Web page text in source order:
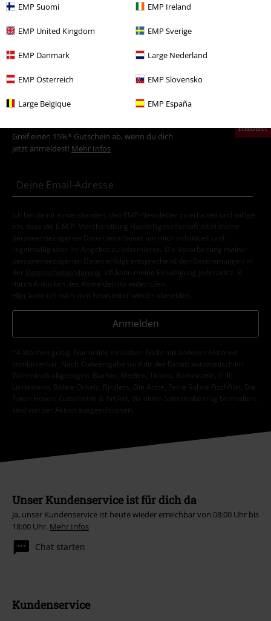
EMP Suomi EMP Ireland
EMP United Kingdom EMP Sverige
EMP Danmark Large Nederland
EMP Österreich EMP Slovensko
Large Belgique EMP España
Männer Bekleidung T-Shirts & Tops T-Shirts
Band Merch Genre
Band Merch Bekleidung
Rabatt
Greif einen 15%* Gutschein ab, wenn du dich
jetzt anmeldest! Mehr Infos
Ich bin damit einverstanden, den EMP-Newsletter zu erhalten und willige
ein, dass die E.M.P. Merchandising Handelsgesellschaft mbH meine
personenbezogenen Daten verarbeitet um mich individuell und
regelmäßig über ihr Angebot zu informieren. Die Verarbeitung meiner
personenbezogenen Daten erfolgt entsprechend den Bestimmungen in
der
Datenschutzerklärung
. Ich kann meine Einwilligung jederzeit z. B.
durch Anklicken des Abmeldelinks widerrufen.
Hier kann ich mich vom Newsletter wieder abmelden.
Anmelden
*4 Wochen gültig. Nur online einlösbar. Nicht mit anderen Aktionen
kombinierbar. Nach Codeeingabe wird dir der Rabatt automatisch im
Warenkorb abgezogen. Bücher, Medien, Tickets, Rammstein, (Till)
Lindemann, Böhse Onkelz, Broilers, Die Ärzte, Feine Sahne Fischfilet, Die
Toten Hosen, Gutscheine & Artikel, die einen Spendenbeitrag beinhalten,
sind von der Aktion ausgeschlossen.
Unser Kundenservice ist für dich da
Ja, unser Kundenservice ist heute wieder erreichbar von 08:00 Uhr bis
18:00 Uhr. Mehr Infos
Chat starten
Kundenservice